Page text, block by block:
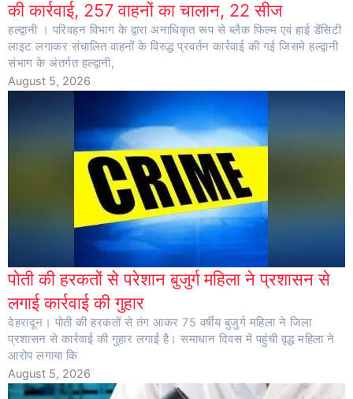
की कार्रवाई, 257 वाहनों का चालान, 22 सीज
हल्द्वानी । परिवहन विभाग के द्वारा अनाधिकृत रूप से ब्लैक फिल्म एवं हाई डेंसिटी
लाइट लगाकर संचालित वाहनों के विरुद्ध प्रवर्तन कार्रवाई की गई जिसमे हल्द्वानी
संभाग के अंतर्गत हल्द्वानी,
August 5, 2026
पोती की हरकतों से परेशान बुजुर्ग महिला ने प्रशासन से
लगाई कार्रवाई की गुहार
देहरादून। पोती की हरकतों से तंग आकर 75 वर्षीय बुजुर्ग महिला ने जिला
प्रशासन से कार्रवाई की गुहार लगाई है। समाधान दिवस में पहुंची वृद्ध महिला ने
आरोप लगाया कि
August 5, 2026